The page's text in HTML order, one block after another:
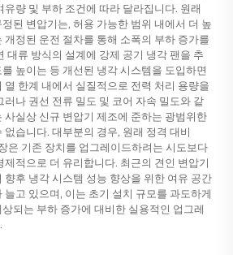
유량 및 부하 조건에 따라 달라집니다. 원래
된 변압기는, 허용 가능한 범위 내에서 더 높
개정된 운전 절차를 통해 소폭의 부하 증가를
대류 방식의 설계에 강제 공기 냉각 팬을 추
높이는 등 개선된 냉각 시스템을 도입하면
열 한계 내에서 실질적으로 전력 처리 용량을
러나 권선 전류 밀도 및 코어 자속 밀도와 같
사실상 신규 변압기 제조에 준하는 광범위한
습니다. 대부분의 경우, 원래 정격 대비
은 기존 장치를 업그레이드하려는 시도보다
제적으로 더 유리합니다. 최근의 견인 변압기
향후 냉각 시스템 성능 향상을 위한 여유 공간
늘고 있으며, 이는 초기 설치 규모를 과도하게
되는 부하 증가에 대비한 실용적인 업그레